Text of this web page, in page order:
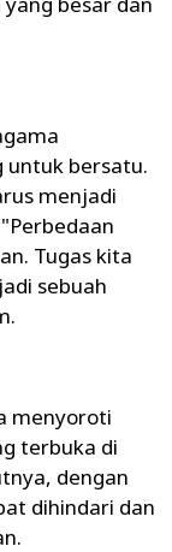
untuk bersatu.
menjadi
Tugas kita
sebuah
menyoroti
terbuka di
dengan
dihindari dan